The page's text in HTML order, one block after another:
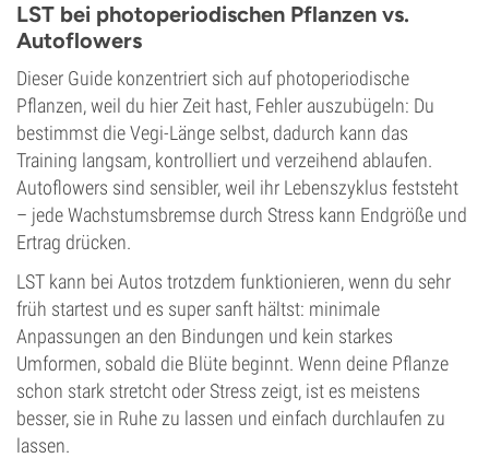
LST bei photoperiodischen Pflanzen vs.
Autoflowers
Dieser Guide konzentriert sich auf photoperiodische
Pflanzen, weil du hier Zeit hast, Fehler auszubügeln: Du
bestimmst die Vegi-Länge selbst, dadurch kann das
Training langsam, kontrolliert und verzeihend ablaufen.
Autoflowers sind sensibler, weil ihr Lebenszyklus feststeht
– jede Wachstumsbremse durch Stress kann Endgröße und
Ertrag drücken.
LST kann bei Autos trotzdem funktionieren, wenn du sehr
früh startest und es super sanft hältst: minimale
Anpassungen an den Bindungen und kein starkes
Umformen, sobald die Blüte beginnt. Wenn deine Pflanze
schon stark stretcht oder Stress zeigt, ist es meistens
besser, sie in Ruhe zu lassen und einfach durchlaufen zu
lassen.